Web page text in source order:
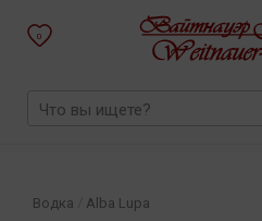
0
Водка Alba Lupa